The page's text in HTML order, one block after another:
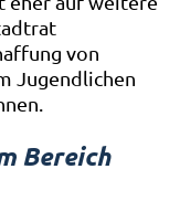
von
Jugendlichen
Bereich